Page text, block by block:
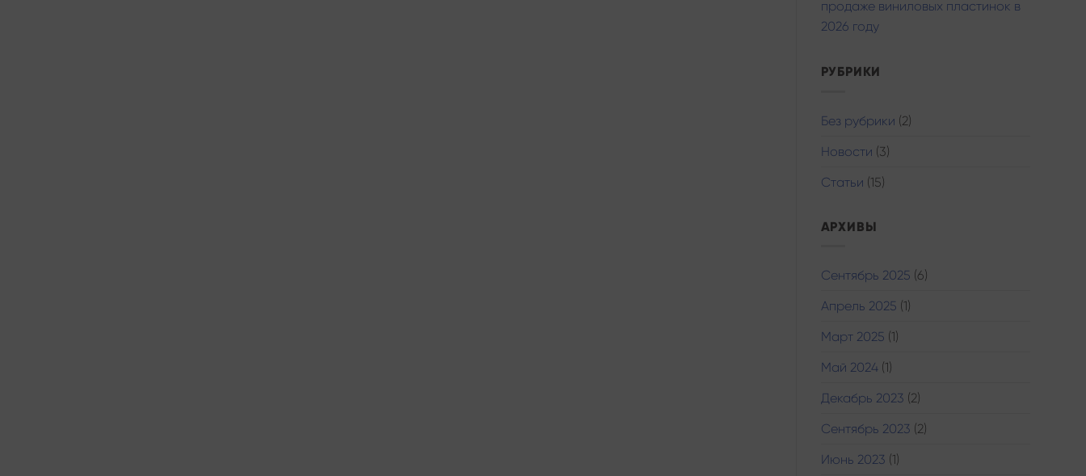
продаже виниловых пластинок в
2026 году
РУБРИКИ
Без рубрики (2)
Новости (3)
Статьи (15)
АРХИВЫ
Сентябрь 2025 (6)
Апрель 2025 (1)
Март 2025 (1)
Май 2024(1)
Декабрь 2023 (2)
Сентябрь 2023 (2)
Июнь 2023 (1)